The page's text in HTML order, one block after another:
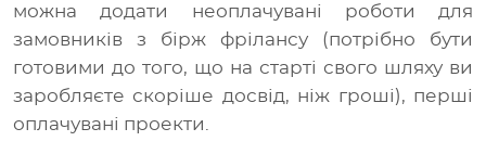
можна додати неоплачувані роботи для
замовників з бірж фрілансу (потрібно бути
готовими до того, що на старті свого шляху ви
заробляєте скоріше досвід, ніж гроші), перші
оплачувані проекти.